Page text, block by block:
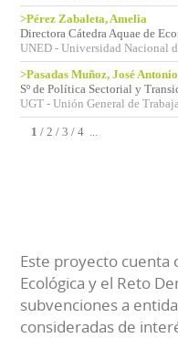
>Pérez Zabaleta, Amelia
Directora Cátedra Aquae de
UNED - Universidad Nacional
>Pasadas Muñoz, José Antonio
Sº de Política Sectorial y
UGT - Unión General de
1 / 2 / 3 / 4 ...
Este proyecto cuenta
Ecológica y el Reto
subvenciones a
consideradas de